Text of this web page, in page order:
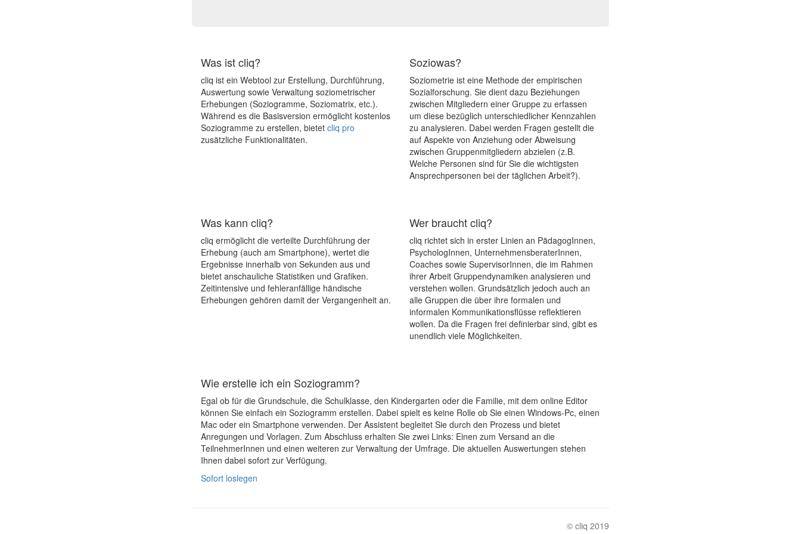
Was ist cliq?
cliq ist ein Webtool zur Erstellung, Durchführung,
Auswertung sowie Verwaltung soziometrischer
Erhebungen (Soziogramme, Soziomatrix, etc.).
Während es die Basisversion ermöglicht kostenlos
Soziogramme zu erstellen, bietet cliq pro
zusätzliche Funktionalitäten.
Soziowas?
Soziometrie ist eine Methode der empirischen
Sozialforschung. Sie dient dazu Beziehungen
zwischen Mitgliedern einer Gruppe zu erfassen
um diese bezüglich unterschiedlicher Kennzahlen
zu analysieren. Dabei werden Fragen gestellt die
auf Aspekte von Anziehung oder Abweisung
zwischen Gruppenmitgliedern abzielen (z.B.
Welche Personen sind für Sie die wichtigsten
Ansprechpersonen bei der täglichen Arbeit?).
Was kann cliq?
cliq ermöglicht die verteilte Durchführung der
Erhebung (auch am Smartphone), wertet die
Ergebnisse innerhalb von Sekunden aus und
bietet anschauliche Statistiken und Grafiken.
Zeitintensive und fehleranfällige händische
Erhebungen gehören damit der Vergangenheit an.
Wer braucht cliq?
cliq richtet sich in erster Linien an PädagogInnen,
PsychologInnen, UnternehmensberaterInnen,
Coaches sowie SupervisorInnen, die im Rahmen
ihrer Arbeit Gruppendynamiken analysieren und
verstehen wollen. Grundsätzlich jedoch auch an
alle Gruppen die über ihre formalen und
informalen Kommunikationsflüsse reflektieren
wollen. Da die Fragen frei definierbar sind, gibt es
unendlich viele Möglichkeiten.
Wie erstelle ich ein Soziogramm?
Egal ob für die Grundschule, die Schulklasse, den Kindergarten oder die Familie, mit dem online Editor
können Sie einfach ein Soziogramm erstellen. Dabei spielt es keine Rolle ob Sie einen Windows-Pc, einen
Mac oder ein Smartphone verwenden. Der Assistent begleitet Sie durch den Prozess und bietet
Anregungen und Vorlagen. Zum Abschluss erhalten Sie zwei Links: Einen zum Versand an die
TeilnehmerInnen und einen weiteren zur Verwaltung der Umfrage. Die aktuellen Auswertungen stehen
Ihnen dabei sofort zur Verfügung.
Sofort loslegen
© cliq 2019